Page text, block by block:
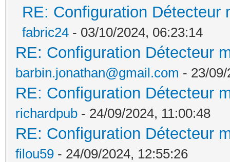
RE: Configuration Détecteur
fabric24 - 03/10/2024, 06:23:14
RE: Configuration Détecteur
barbin.jonathan@gmail.com - 23/
RE: Configuration Détecteur
richardpub - 24/09/2024, 11:00:48
RE: Configuration Détecteur
filou59 - 24/09/2024, 12:55:26